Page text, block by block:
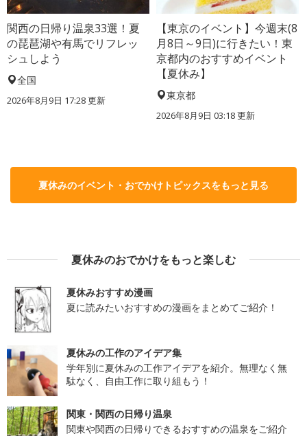
関西の日帰り温泉33選！夏
の琵琶湖や有馬でリフレッ
シュしよう
全国
2026年8月9日 17:28更新
【東京のイベント】今週末(8
月8日～9日)に行きたい！東
京都内のおすすめイベント
【夏休み】
東京都
2026年8月9日 03:18更新
夏休みのイベント・おでかけトピックスをもっと見る
夏休みのおでかけをもっと楽しむ
夏休みおすすめ漫画
夏に読みたいおすすめの漫画をまとめてご紹介！
夏休みの工作のアイデア集
学年別に夏休みの工作アイデアを紹介。無理なく無
駄なく、自由工作に取り組もう！
関東・関西の日帰り温泉
関東や関西の日帰りできるおすすめの温泉をご紹介